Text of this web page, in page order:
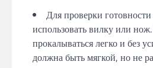
Для проверки
использовать вилку или
прокалываться легко и без
должна быть мягкой, но не